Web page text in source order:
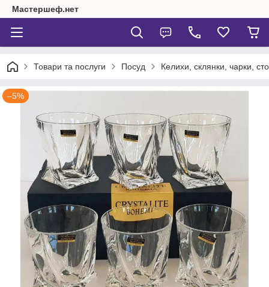
Мастершеф.нет
Товари та послуги Посуд Келихи, склянки, чарки,
–5%